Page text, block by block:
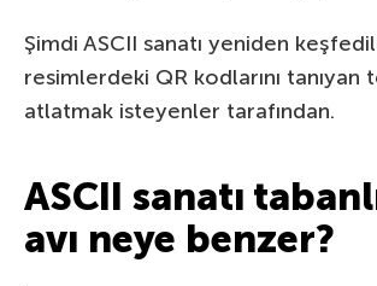
Şimdi ASCII sanatı yeniden
resimlerdeki QR kodlarını
atlatmak isteyenler tarafından.
ASCII sanatı
avı neye benzer?